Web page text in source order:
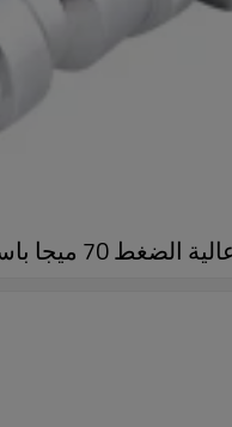
70 ميجا باسكال